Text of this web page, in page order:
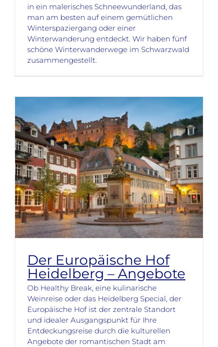
in ein malerisches Schneewunderland, das
man am besten auf einem gemütlichen
Winterspaziergang oder einer
Winterwanderung entdeckt. Wir haben fünf
schöne Winterwanderwege im Schwarzwald
zusammengestellt.
Der Europäische Hof
Heidelberg – Angebote
Ob Healthy Break, eine kulinarische
Weinreise oder das Heidelberg Special, der
Europäische Hof ist der zentrale Standort
und idealer Ausgangspunkt für Ihre
Entdeckungsreise durch die kulturellen
Angebote der romantischen Stadt am